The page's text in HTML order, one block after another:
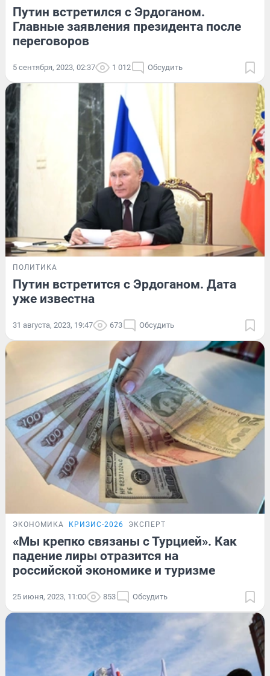
Путин встретился с Эрдоганом.
Главные заявления президента после
переговоров
5 сентября, 2023, 02:37 1 012 Обсудить
ПОЛИТИКА
Путин встретится с Эрдоганом. Дата
уже известна
31 августа, 2023, 19:47 673 Обсудить
ЭКОНОМИКА КРИЗИС-2026 ЭКСПЕРТ
«Мы крепко связаны с Турцией». Как
падение лиры отразится на
российской экономике и туризме
25 июня, 2023, 11:00 853 Обсудить